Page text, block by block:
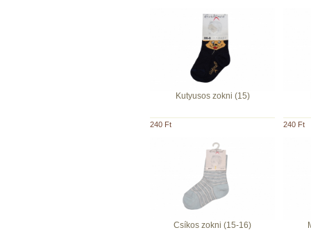
Kutyusos zokni (15)
240 Ft 240 Ft
Csíkos zokni (15-16)